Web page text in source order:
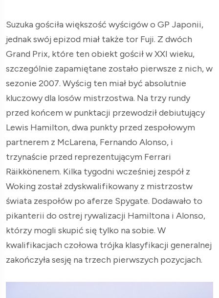
Suzuka gościła większość wyścigów o GP Japonii,
jednak swój epizod miał także tor Fuji. Z dwóch
Grand Prix, które ten obiekt gościł w XXI wieku,
szczególnie zapamiętane zostało pierwsze z nich, w
sezonie 2007. Wyścig ten miał być absolutnie
kluczowy dla losów mistrzostwa. Na trzy rundy
przed końcem w punktacji przewodził debiutujący
Lewis Hamilton, dwa punkty przed zespołowym
partnerem z McLarena, Fernando Alonso, i
trzynaście przed reprezentującym Ferrari
Räikkönenem. Kilka tygodni wcześniej zespół z
Woking został zdyskwalifikowany z mistrzostw
świata zespołów po aferze Spygate. Dodawało to
pikanterii do ostrej rywalizacji Hamiltona i Alonso,
którzy mogli skupić się tylko na sobie. W
kwalifikacjach czołowa trójka klasyfikacji generalnej
zakończyła sesję na trzech pierwszych pozycjach.